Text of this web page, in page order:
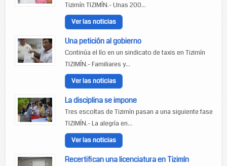
Tizimín TIZIMÍN.- Unas 200...
Ver las noticias
Una petición al gobierno
Continúa el lío en un sindicato de taxis en Tizimín
TIZIMÍN.- Familiares y...
Ver las noticias
La disciplina se impone
Tres escoltas de Tizimín pasan a una siguiente fase
TIZIMÍN.- La alegría en...
Ver las noticias
Recertifican una licenciatura en Tizimín